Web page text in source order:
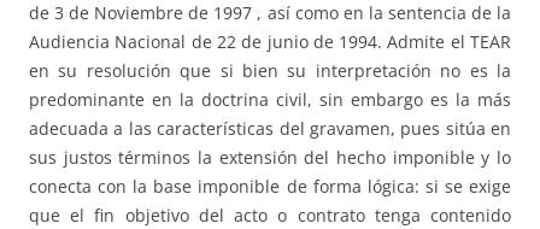
de 3 de Noviembre de 1997 , así como en la sentencia de la
Audiencia Nacional de 22 de junio de 1994. Admite el TEAR
en su resolución que si bien su interpretación no es la
predominante en la doctrina civil, sin embargo es la más
adecuada a las características del gravamen, pues sitúa en
sus justos términos la extensión del hecho imponible y lo
conecta con la base imponible de forma lógica: si se exige
que el fin objetivo del acto o contrato tenga contenido